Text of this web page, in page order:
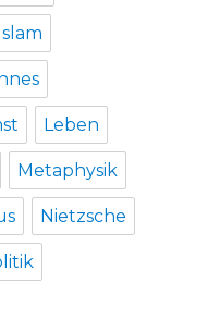
Leben
Metaphysik
Nietzsche